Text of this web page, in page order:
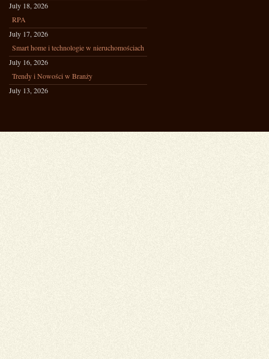
July 18, 2026
RPA
July 17, 2026
Smart home i technologie w nieruchomościach
July 16, 2026
Trendy i Nowości w Branży
July 13, 2026